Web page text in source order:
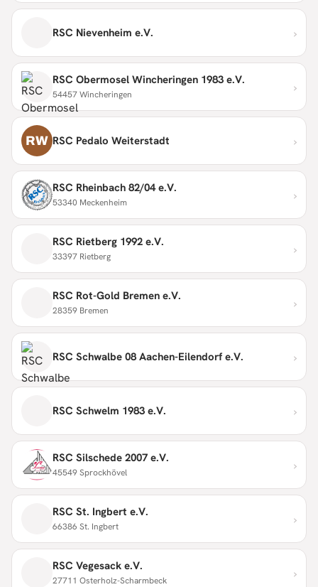
RSC Nievenheim e.V. ›
RSC Obermosel Wincheringen 1983 e.V.
54457 Wincheringen ›
RW RSC Pedalo Weiterstadt ›
RSC Rheinbach 82/04 e.V.
53340 Meckenheim ›
RSC Rietberg 1992 e.V.
33397 Rietberg ›
RSC Rot-Gold Bremen e.V.
28359 Bremen ›
RSC Schwalbe 08 Aachen-Eilendorf e.V. ›
RSC Schwelm 1983 e.V. ›
RSC Silschede 2007 e.V.
45549 Sprockhövel ›
RSC St. Ingbert e.V.
66386 St. Ingbert ›
RSC Vegesack e.V.
27711 Osterholz-Scharmbeck ›